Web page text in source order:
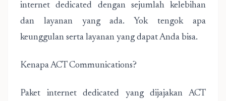
internet dedicated dengan sejumlah kelebihan
dan layanan yang ada. Yok tengok apa
keunggulan serta layanan yang dapat Anda bisa.
Kenapa ACT Communications?
Paket internet dedicated yang dijajakan ACT